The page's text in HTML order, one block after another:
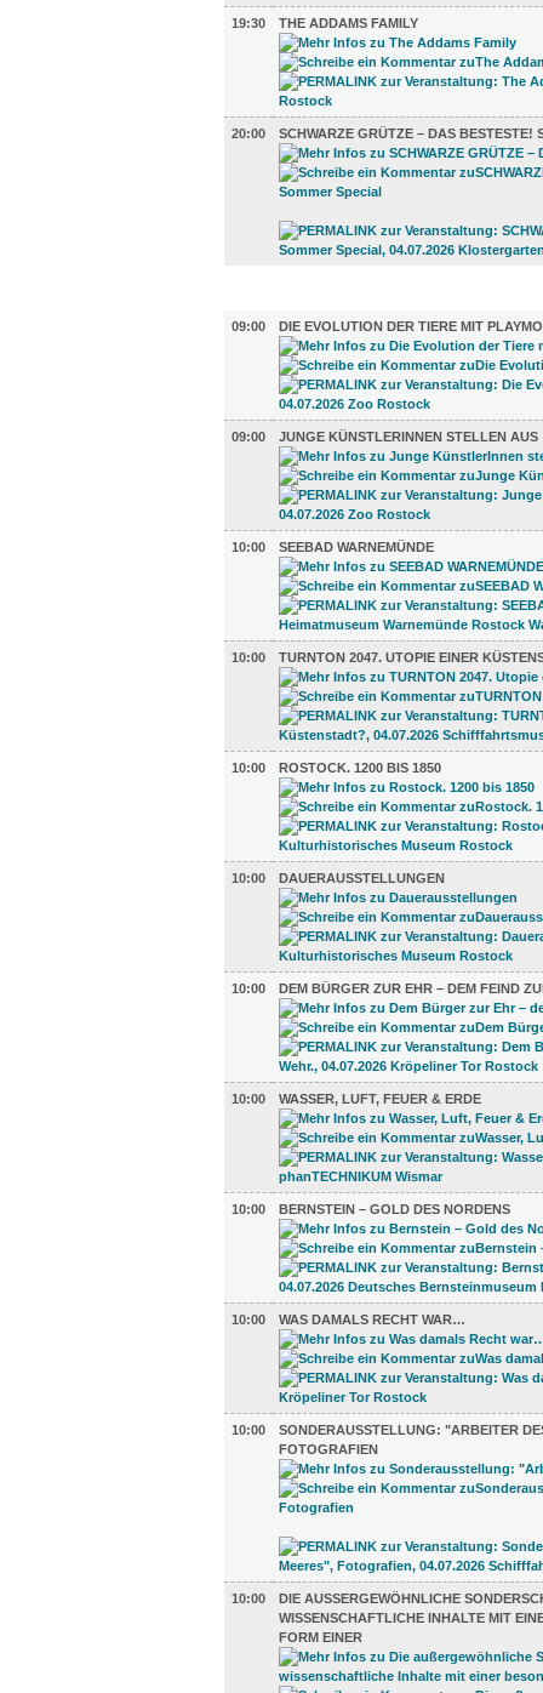
19:30 THE ADDAMS FAMILY
20:00 SCHWARZE GRÜTZE – DAS BESTESTE!
09:00
DIE EVOLUTION DER TIERE MIT
09:00 JUNGE KÜNSTLERINNEN STELLEN AUS
10:00 SEEBAD WARNEMÜNDE
10:00 TURNTON 2047. UTOPIE EINER
10:00 ROSTOCK. 1200 BIS 1850
10:00 DAUERAUSSTELLUNGEN
10:00 DEM BÜRGER ZUR EHR – DEM FEIND
10:00 WASSER, LUFT, FEUER & ERDE
10:00 BERNSTEIN – GOLD DES NORDENS
10:00 WAS DAMALS RECHT WAR…
10:00
SONDERAUSSTELLUNG: "ARBEITER
FOTOGRAFIEN
10:00
DIE AUSSERGEWÖHNLICHE
ISSENSCHAFTLICHE INHALTE MIT
ORM EINER